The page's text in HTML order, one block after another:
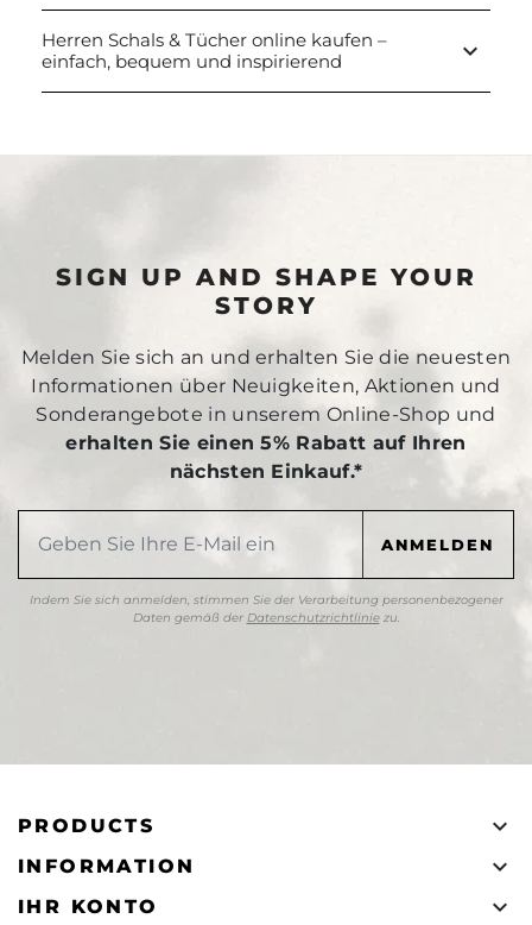
Herren Schals & Tücher online kaufen –
einfach, bequem und inspirierend
keyboard_arrow_down
SIGN UP AND SHAPE YOUR
STORY
Melden Sie sich an und erhalten Sie die neuesten
Informationen über Neuigkeiten, Aktionen und
Sonderangebote in unserem Online-Shop und
erhalten Sie einen 5% Rabatt auf Ihren
nächsten Einkauf.*
Indem Sie sich anmelden, stimmen Sie der Verarbeitung personenbezogener
Daten gemäß der Datenschutzrichtliniezu.
PRODUCTS 
INFORMATION 
IHR KONTO 